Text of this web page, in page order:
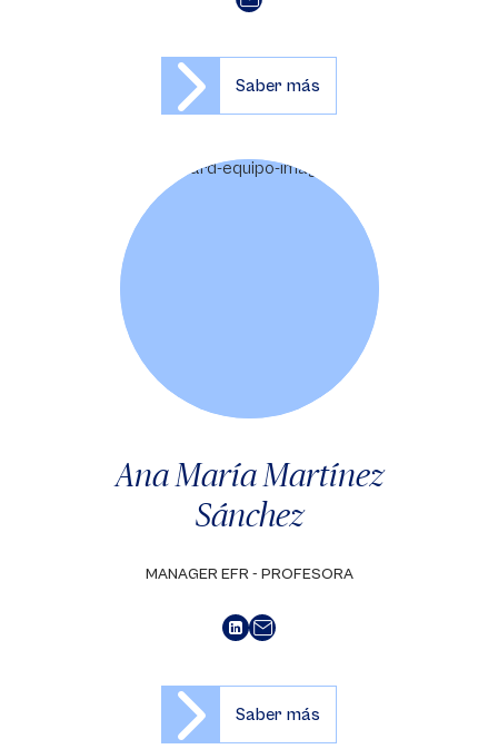
Saber más
Ana María Martínez
Sánchez
MANAGER EFR - PROFESORA
Saber más